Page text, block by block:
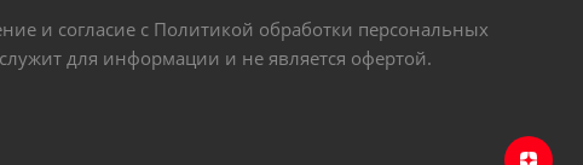
и согласие с Политикой обработки персональных
для информации и не является офертой.